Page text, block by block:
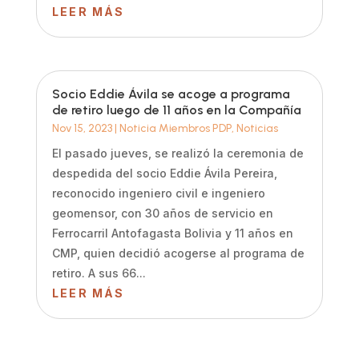
LEER MÁS
Socio Eddie Ávila se acoge a programa
de retiro luego de 11 años en la Compañía
Nov 15, 2023| Noticia Miembros PDP, Noticias
El pasado jueves, se realizó la ceremonia de
despedida del socio Eddie Ávila Pereira,
reconocido ingeniero civil e ingeniero
geomensor, con 30 años de servicio en
Ferrocarril Antofagasta Bolivia y 11 años en
CMP, quien decidió acogerse al programa de
retiro. A sus 66...
LEER MÁS